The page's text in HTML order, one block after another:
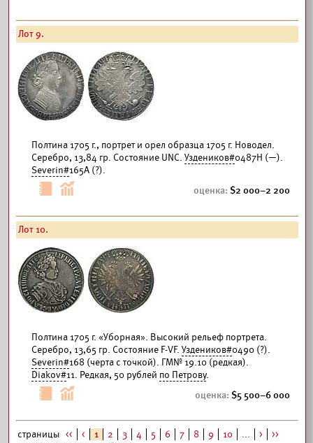
Лот 9.
Полтина 1705 г., портрет и орел образца 1705 г. Новодел.
Серебро, 13,84 гр. Состояние UNC. Уздеников#0487Н (—).
Severin#165А (?).
2 000–2 200
Лот 10.
Полтина 1705 г. «Уборная». Высокий рельеф портрета.
Серебро, 13,65 гр. Состояние F-VF. Уздеников#0490 (?).
Severin#168 (черта с точкой). ГМ№ 19.10 (редкая).
Diakov#11. Редкая, 50 рублей по Петрову.
5 500–6 000
страницы << < 1 2 3 4 5 6 7 8 9 10 ... >
>>